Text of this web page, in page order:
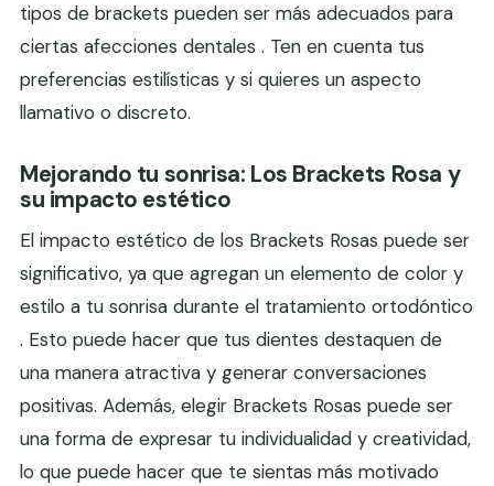
tipos de brackets pueden ser más adecuados para
ciertas afecciones dentales . Ten en cuenta tus
preferencias estilísticas y si quieres un aspecto
llamativo o discreto.
Mejorando tu sonrisa: Los Brackets Rosa y
su impacto estético
El impacto estético de los Brackets Rosas puede ser
significativo, ya que agregan un elemento de color y
estilo a tu sonrisa durante el tratamiento ortodóntico
. Esto puede hacer que tus dientes destaquen de
una manera atractiva y generar conversaciones
positivas. Además, elegir Brackets Rosas puede ser
una forma de expresar tu individualidad y creatividad,
lo que puede hacer que te sientas más motivado